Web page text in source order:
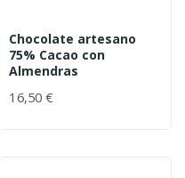
Chocolate artesano
75% Cacao con
Almendras
16,50 €